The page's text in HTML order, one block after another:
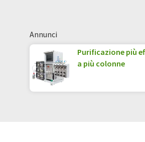
Annunci
Purificazione più
a più colonne